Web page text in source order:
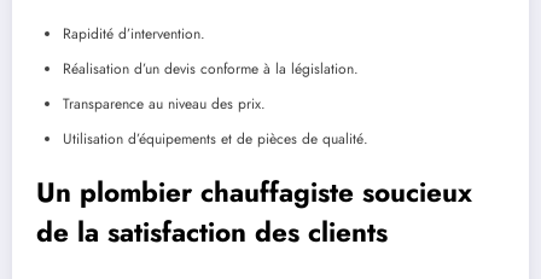
Rapidité d’intervention.
Réalisation d’un devis conforme à la législation.
Transparence au niveau des prix.
Utilisation d’équipements et de pièces de qualité.
Un plombier chauffagiste soucieux
de la satisfaction des clients